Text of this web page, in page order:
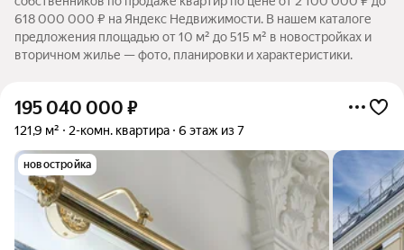
618 000 000 ₽ на Яндекс Недвижимости. В нашем каталоге
предложения площадью от 10 м² до 515 м² в новостройках и
вторичном жилье — фото, планировки и характеристики.
195 040 000 ₽
121,9 м² 2-комн. квартира 6 этаж из 7
новостройка